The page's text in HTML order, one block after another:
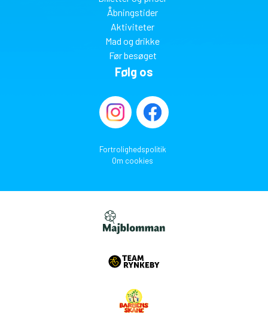
Åbningstider
Aktiviteter
Mad og drikke
Før besøget
Følg os
Fortrolighedspolitik
Om cookies